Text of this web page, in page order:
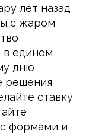
лет назад
с жаром
в едином
дню
решения
ставку
формами и